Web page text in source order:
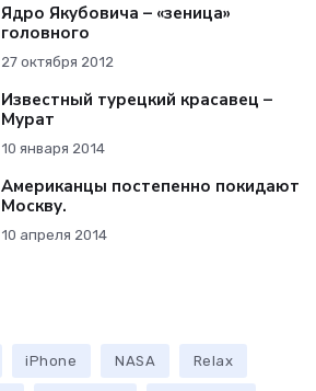
Ядро Якубовича – «зеница»
головного
27 октября 2012
Известный турецкий красавец –
Мурат
10 января 2014
Американцы постепенно покидают
Москву.
10 апреля 2014
iPhone NASA Relax